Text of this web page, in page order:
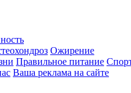
Ожирение
Правильное питание
Ваша реклама на сайте